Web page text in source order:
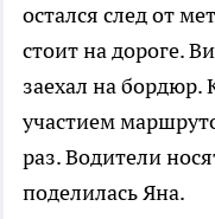
остался след от
стоит на дороге.
заехал на бордюр.
участием
раз. Водители
поделилась Яна.